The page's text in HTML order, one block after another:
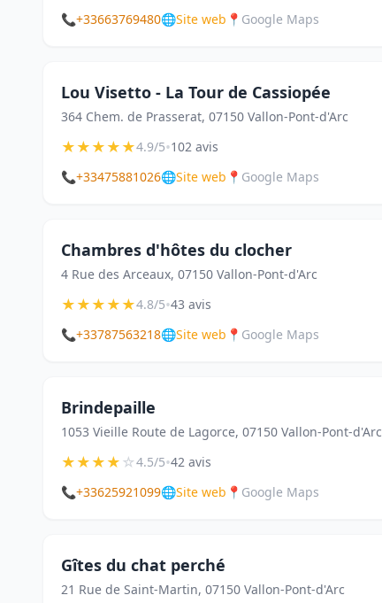
📞+33663769480🌐Site web 📍 Google Maps
Lou Visetto - La Tour de Cassiopée
364 Chem. de Prasserat, 07150 Vallon-Pont-d'Arc
★★★★★4.9/5•102 avis
📞+33475881026🌐Site web 📍 Google Maps
Chambres d'hôtes du clocher
4 Rue des Arceaux, 07150 Vallon-Pont-d'Arc
★★★★★4.8/5•43 avis
📞+33787563218🌐Site web 📍 Google Maps
Brindepaille
1053 Vieille Route de Lagorce, 07150 Vallon-Pont-d'Arc
★★★★☆4.5/5•42 avis
📞+33625921099🌐Site web 📍 Google Maps
Gîtes du chat perché
21 Rue de Saint-Martin, 07150 Vallon-Pont-d'Arc